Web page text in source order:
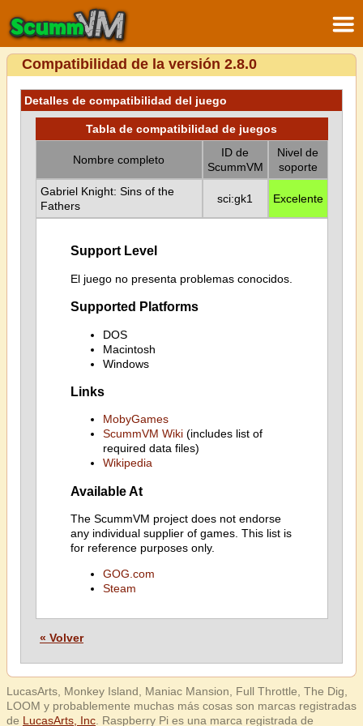
Compatibilidad de la versión 2.8.0
Detalles de compatibilidad del juego
Tabla de compatibilidad de juegos
Nombre completo
ID de
ScummVM
Nivel de
soporte
Gabriel Knight: Sins of the
Fathers
sci:gk1 Excelente
Support Level
El juego no presenta problemas conocidos.
Supported Platforms
DOS
Macintosh
Windows
Links
MobyGames
ScummVM Wiki(includes list of
required data files)
Wikipedia
Available At
The ScummVM project does not endorse
any individual supplier of games. This list is
for reference purposes only.
GOG.com
Steam
« Volver
LucasArts, Monkey Island, Maniac Mansion, Full Throttle, The Dig,
LOOM y probablemente muchas más cosas son marcas registradas
de LucasArts, Inc . Raspberry Pi es una marca registrada de